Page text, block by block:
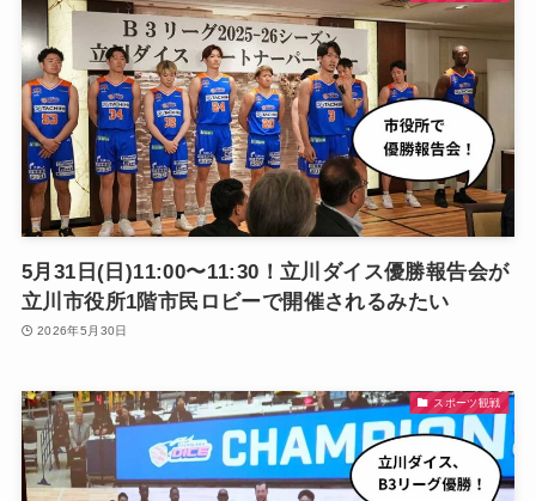
5月31日(日)11:00〜11:30！立川ダイス優勝報告会が
立川市役所1階市民ロビーで開催されるみたい
2026年5月30日
スポーツ観戦